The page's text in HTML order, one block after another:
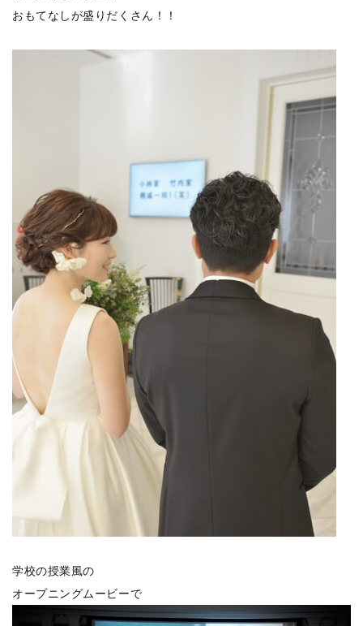
おもてなしが盛りだくさん！！
学校の授業風の
オープニングムービーで